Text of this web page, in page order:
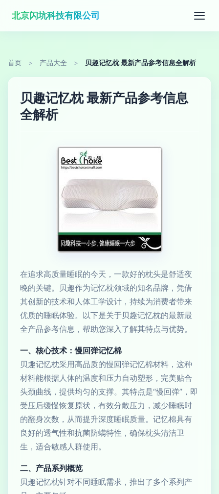
北京闪坑科技有限公司
首页 > 产品大全 > 贝趣记忆枕 最新产品参考信息全解析
贝趣记忆枕 最新产品参考信息
全解析
在追求高质量睡眠的今天，一款好的枕头是舒适夜
晚的关键。贝趣作为记忆枕领域的知名品牌，凭借
其创新的技术和人体工学设计，持续为消费者带来
优质的睡眠体验。以下是关于贝趣记忆枕的最新最
全产品参考信息，帮助您深入了解其特点与优势。
一、核心技术：慢回弹记忆棉
贝趣记忆枕采用高品质的慢回弹记忆棉材料，这种
材料能根据人体的温度和压力自动塑形，完美贴合
头颈曲线，提供均匀的支撑。其特点是“慢回弹”，即
受压后缓慢恢复原状，有效分散压力，减少睡眠时
的翻身次数，从而提升深度睡眠质量。记忆棉具有
良好的透气性和抗菌防螨特性，确保枕头清洁卫
生，适合敏感人群使用。
二、产品系列概览
贝趣记忆枕针对不同睡眠需求，推出了多个系列产